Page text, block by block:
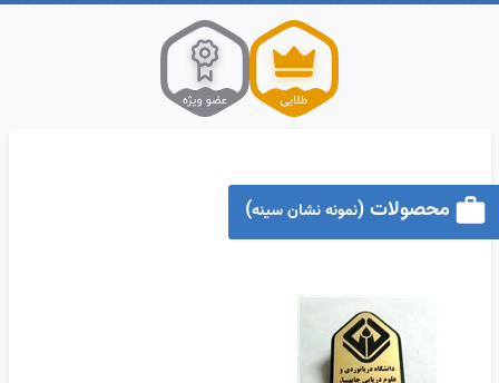
محصولات (نمونه نشان سینه)